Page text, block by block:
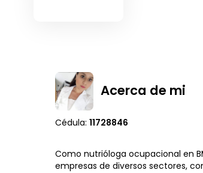
Acerca de mi
Cédula: 11728846
Como nutrióloga ocupacional en
empresas de diversos sectores,